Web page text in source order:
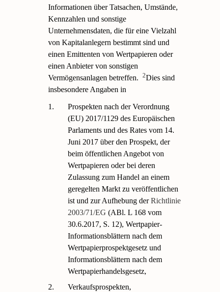
Informationen über Tatsachen, Umstände,
Kennzahlen und sonstige
Unternehmensdaten, die für eine Vielzahl
von Kapitalanlegern bestimmt sind und
einen Emittenten von Wertpapieren oder
einen Anbieter von sonstigen
Vermögensanlagen betreffen.
2Dies sind
insbesondere Angaben in
1.
Prospekten nach der Verordnung
(EU) 2017/1129 des Europäischen
Parlaments und des Rates vom 14.
Juni 2017 über den Prospekt, der
beim öffentlichen Angebot von
Wertpapieren oder bei deren
Zulassung zum Handel an einem
geregelten Markt zu veröffentlichen
ist und zur Aufhebung derRichtlinie
2003/71/EG (ABl. L 168 vom
30.6.2017, S. 12), Wertpapier-
Informationsblättern nach dem
Wertpapierprospektgesetz und
Informationsblättern nach dem
Wertpapierhandelsgesetz,
2.
Verkaufsprospekten,